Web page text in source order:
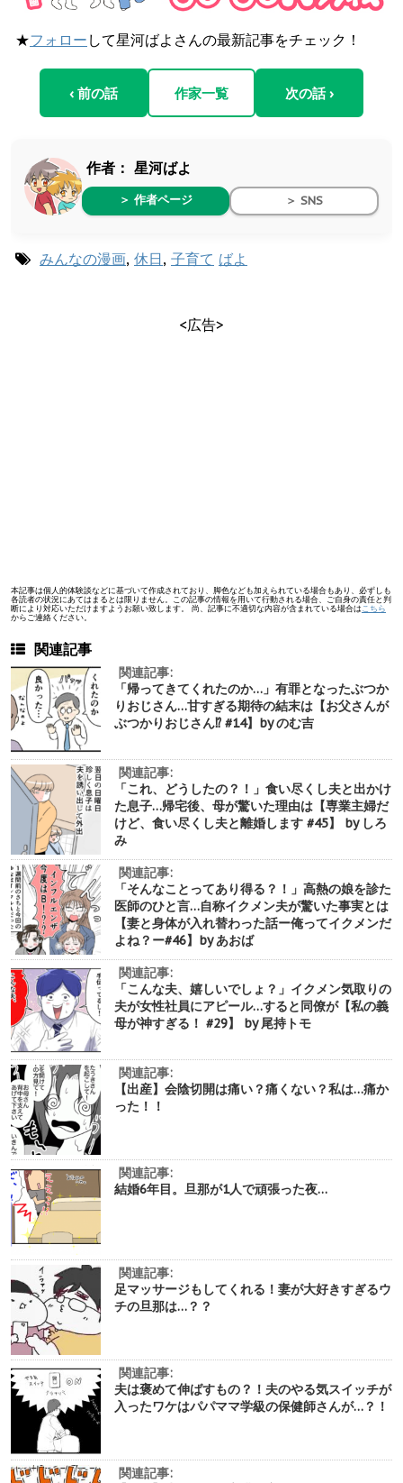
★フォロー して星河ばよさんの最新記事をチェック！
‹ 前の話 作家一覧 次の話 ›
作者： 星河ばよ
＞ 作者ページ ＞ SNS
みんなの漫画, 休日, 子育て ばよ
<広告>
本記事は個人的体験談などに基づいて作成されており、脚色なども加えられている場合もあり、必ずしも
各読者の状況にあてはまるとは限りません。この記事の情報を用いて行動される場合、ご自身の責任と判
断により対応いただけますようお願い致します。 尚、記事に不適切な内容が含まれている場合はこちら
からご連絡ください。
関連記事
関連記事:
「帰ってきてくれたのか…」有罪となったぶつか
りおじさん…甘すぎる期待の結末は【お父さんが
ぶつかりおじさん⁉︎ #14】by のむ吉
関連記事:
「これ、どうしたの？！」食い尽くし夫と出かけ
た息子…帰宅後、母が驚いた理由は【専業主婦だ
けど、食い尽くし夫と離婚します #45】 by しろ
み
関連記事:
「そんなことってあり得る？！」高熱の娘を診た
医師のひと言…自称イクメン夫が驚いた事実とは
【妻と身体が入れ替わった話ー俺ってイクメンだ
よね？ー#46】by あおば
関連記事:
「こんな夫、嬉しいでしょ？」イクメン気取りの
夫が女性社員にアピール…すると同僚が【私の義
母が神すぎる！ #29】 by 尾持トモ
関連記事:
【出産】会陰切開は痛い？痛くない？私は…痛か
った！！
関連記事:
結婚6年目。旦那が1人で頑張った夜…
関連記事:
足マッサージもしてくれる！妻が大好きすぎるウ
チの旦那は…？？
関連記事:
夫は褒めて伸ばすもの？！夫のやる気スイッチが
入ったワケはパパママ学級の保健師さんが…？！
関連記事: